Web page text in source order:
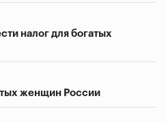
налог для богатых
женщин России